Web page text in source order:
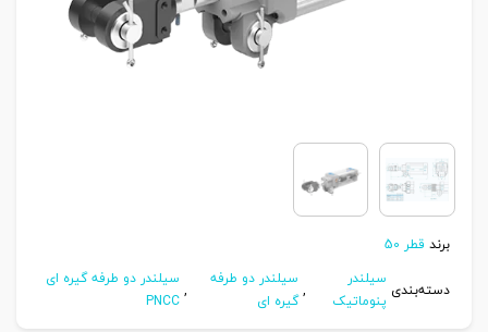
برند قطر 50
دسته‌بندی سیلندر
پنوماتیک
, سیلندر دو طرفه
گیره ای
, سیلندر دو طرفه گیره ای
PNCC